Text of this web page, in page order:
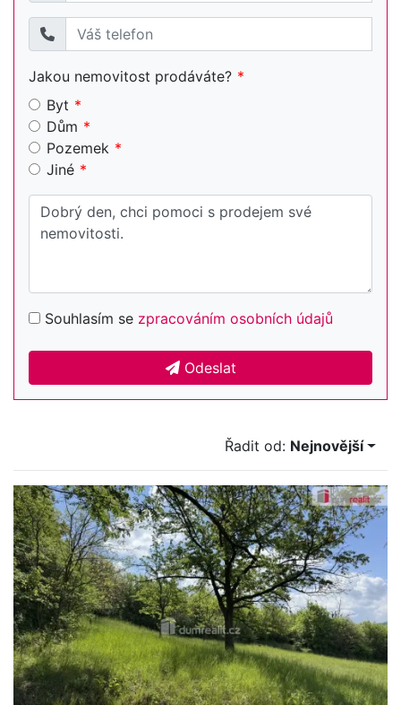
Jakou nemovitost prodáváte?
Byt
Dům
Pozemek
Jiné
Souhlasím se zpracováním osobních údajů
Odeslat
Řadit od: Nejnovější